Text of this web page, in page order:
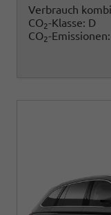
Verbrauch
CO2-Klasse: D
CO2-Emissionen: